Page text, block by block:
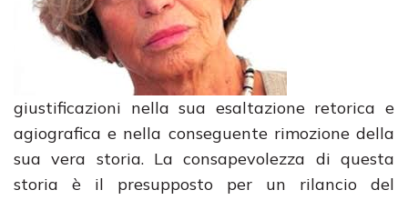
giustificazioni nella sua esaltazione retorica e
agiografica e nella conseguente rimozione della
sua vera storia. La consapevolezza di questa
storia è il presupposto per un rilancio del